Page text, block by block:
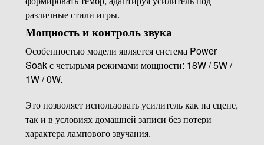
различные стили игры.
Мощность и контроль звука
Особенностью модели является система Power
Soak с четырьмя режимами мощности: 18W / 5W /
1W / 0W.
Это позволяет использовать усилитель как на сцене,
так и в условиях домашней записи без потери
характера лампового звучания.